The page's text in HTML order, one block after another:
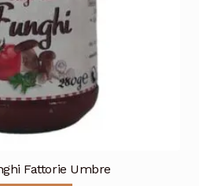
Fattorie Umbre